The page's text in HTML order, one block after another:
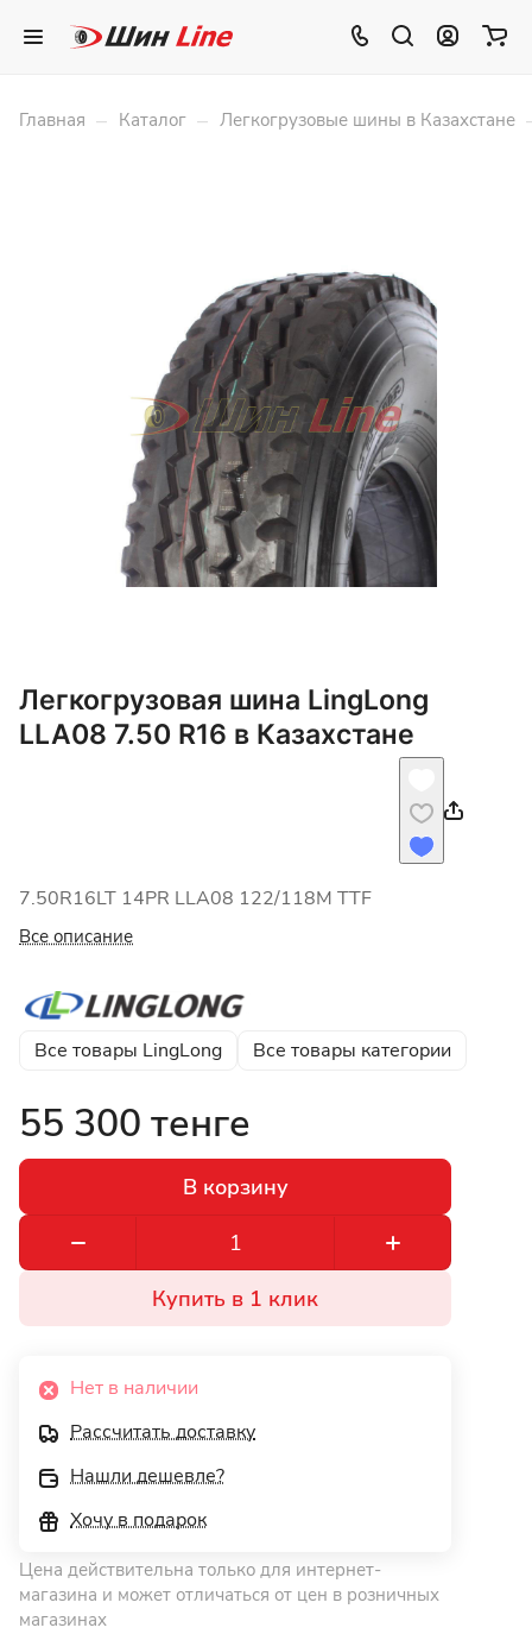
Главная – Каталог – Легкогрузовые шины в Казахстане
Легкогрузовая шина LingLong
LLA08 7.50 R16 в Казахстане
7.50R16LT 14РR LLA08 122/118M TTF
Все описание
Все товары LingLong Все товары категории
55 300 тенге
В корзину
Купить в 1 клик
Нет в наличии
Рассчитать доставку
Нашли дешевле?
Хочу в подарок
Цена действительна только для интернет-
магазина и может отличаться от цен в розничных
магазинах